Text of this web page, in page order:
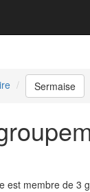
Sermaise
est membre de 3